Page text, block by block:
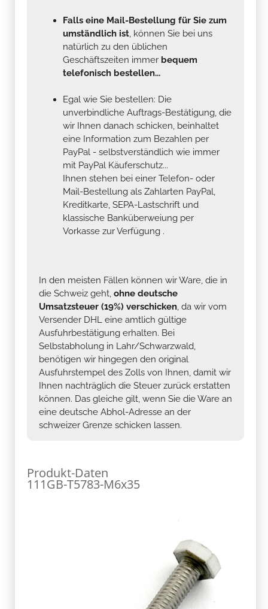
Falls eine Mail-Bestellung für Sie zum
umständlich ist, können Sie bei uns
natürlich zu den üblichen
Geschäftszeiten immer bequem
telefonisch bestellen...
Egal wie Sie bestellen: Die
unverbindliche Auftrags-Bestätigung, die
wir Ihnen danach schicken, beinhaltet
eine Information zum Bezahlen per
PayPal - selbstverständlich wie immer
mit PayPal Käuferschutz...
Ihnen stehen bei einer Telefon- oder
Mail-Bestellung als Zahlarten PayPal,
Kreditkarte, SEPA-Lastschrift und
klassische Banküberweiung per
Vorkasse zur Verfügung .
In den meisten Fällen können wir Ware, die in
die Schweiz geht, ohne deutsche
Umsatzsteuer (19%) verschicken, da wir vom
Versender DHL eine amtlich gültige
Ausfuhrbestätigung erhalten. Bei
Selbstabholung in Lahr/Schwarzwald,
benötigen wir hingegen den original
Ausfuhrstempel des Zolls von Ihnen, damit wir
Ihnen nachträglich die Steuer zurück erstatten
können. Das gleiche gilt, wenn Sie die Ware an
eine deutsche Abhol-Adresse an der
schweizer Grenze schicken lassen.
Produkt-Daten
111GB-T5783-M6x35